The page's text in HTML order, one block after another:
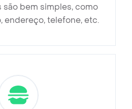
são bem simples, como
endereço, telefone, etc.